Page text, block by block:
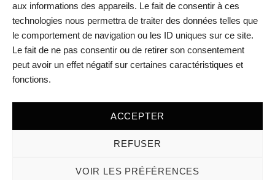
aux informations des appareils. Le fait de consentir à ces
technologies nous permettra de traiter des données telles que
le comportement de navigation ou les ID uniques sur ce site.
Le fait de ne pas consentir ou de retirer son consentement
peut avoir un effet négatif sur certaines caractéristiques et
fonctions.
ACCEPTER
REFUSER
VOIR LES PRÉFÉRENCES
RIVIERAClinic Academy
RIVIERAClinic Vevey
RIVIERAclinic Lausanne
Médias
Blog